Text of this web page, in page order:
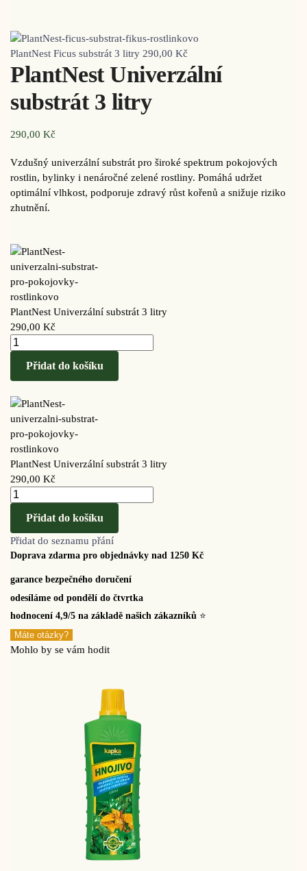
PlantNest Ficus substrát 3 litry 290,00 Kč
PlantNest Univerzální
substrát 3 litry
290,00 Kč
Vzdušný univerzální substrát pro široké spektrum pokojových
rostlin, bylinky i nenáročné zelené rostliny. Pomáhá udržet
optimální vlhkost, podporuje zdravý růst kořenů a snižuje riziko
zhutnění.
PlantNest Univerzální substrát 3 litry
290,00 Kč
Přidat do košíku
PlantNest Univerzální substrát 3 litry
290,00 Kč
Přidat do košíku
Přidat do seznamu přání
Doprava zdarma pro objednávky nad 1250 Kč
garance bezpečného doručení
odesíláme od pondělí do čtvrtka
hodnocení 4,9/5 na základě našich zákazníků ⭐
Máte otázky?
Mohlo by se vám hodit